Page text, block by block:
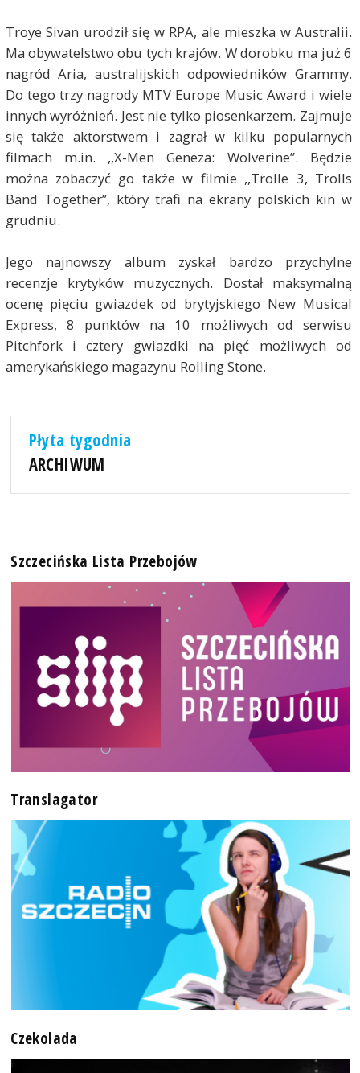
Troye Sivan urodził się w RPA, ale mieszka w Australii.
Ma obywatelstwo obu tych krajów. W dorobku ma już 6
nagród Aria, australijskich odpowiedników Grammy.
Do tego trzy nagrody MTV Europe Music Award i wiele
innych wyróżnień. Jest nie tylko piosenkarzem. Zajmuje
się także aktorstwem i zagrał w kilku popularnych
filmach m.in. ,,X-Men Geneza: Wolverine”. Będzie
można zobaczyć go także w filmie ,,Trolle 3, Trolls
Band Together”, który trafi na ekrany polskich kin w
grudniu.
Jego najnowszy album zyskał bardzo przychylne
recenzje krytyków muzycznych. Dostał maksymalną
ocenę pięciu gwiazdek od brytyjskiego New Musical
Express, 8 punktów na 10 możliwych od serwisu
Pitchfork i cztery gwiazdki na pięć możliwych od
amerykańskiego magazynu Rolling Stone.
Płyta tygodnia
ARCHIWUM
Szczecińska Lista Przebojów
Translagator
Czekolada